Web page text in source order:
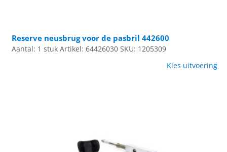
Reserve neusbrug voor de pasbril 442600
Aantal: 1 stuk Artikel: 64426030 SKU: 1205309
Kies uitvoering